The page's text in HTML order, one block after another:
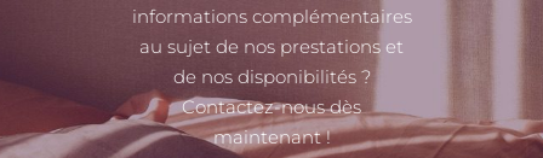
informations complémentaires
au sujet de nos prestations et
de nos disponibilités ?
Contactez-nous dès
maintenant !